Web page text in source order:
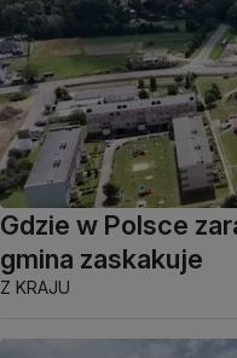
Gdzie w Polsce
gmina zaskakuje
Z KRAJU